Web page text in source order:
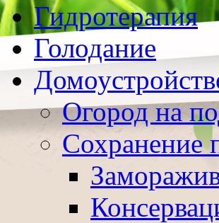
Гидротерапия
Голодание
Огород на
Сохранение